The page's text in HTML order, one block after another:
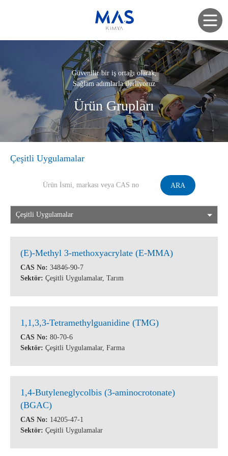
Güvenilir bir iş ortağı olarak,
Sağlam adımlarla ilerliyoruz
Ürün Grupları
Çeşitli Uygulamalar
ARA
(E)-Methyl 3-methoxyacrylate (E-MMA)
CAS No: 34846-90-7
Sektör: Çeşitli Uygulamalar, Tarım
1,1,3,3-Tetramethylguanidine (TMG)
CAS No: 80-70-6
Sektör: Çeşitli Uygulamalar, Farma
1,4-Butyleneglycolbis (3-aminocrotonate)
(BGAC)
CAS No: 14205-47-1
Sektör: Çeşitli Uygulamalar